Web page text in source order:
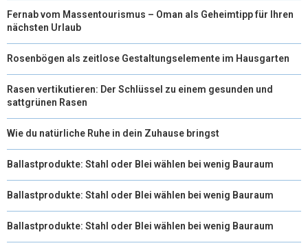
Fernab vom Massentourismus – Oman als Geheimtipp für Ihren
nächsten Urlaub
Rosenbögen als zeitlose Gestaltungselemente im Hausgarten
Rasen vertikutieren: Der Schlüssel zu einem gesunden und
sattgrünen Rasen
Wie du natürliche Ruhe in dein Zuhause bringst
Ballastprodukte: Stahl oder Blei wählen bei wenig Bauraum
Ballastprodukte: Stahl oder Blei wählen bei wenig Bauraum
Ballastprodukte: Stahl oder Blei wählen bei wenig Bauraum